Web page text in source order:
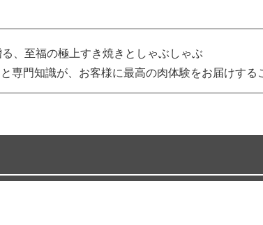
、至福の極上すき焼きとしゃぶしゃぶ
専門知識が、お客様に最高の肉体験をお届けする